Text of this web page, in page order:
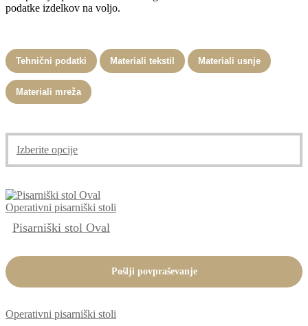
podatke izdelkov na voljo.
Tehnični podatki Materiali tekstil Materiali usnje
Materiali mreža
Izberite opcije
Operativni pisarniški stoli
Pisarniški stol Oval
Pošlji povpraševanje
Operativni pisarniški stoli